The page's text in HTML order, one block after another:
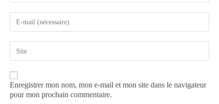
Enregistrer mon nom, mon e-mail et mon site dans le navigateur
pour mon prochain commentaire.